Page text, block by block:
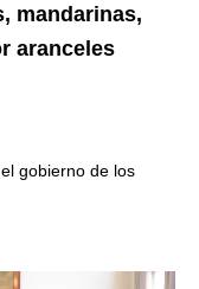
mandarinas,
aranceles
gobierno de los